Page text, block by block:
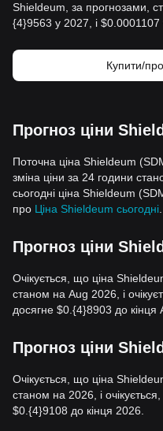
Shieldeum, за прогнозами,
{4}9563 у 2027, і $0.0001107
Купити/
Прогноз ціни
Поточна ціна Shieldeum
зміна ціни за 24 години
сьогодні ціна Shieldeum
про Ціна Shieldeum сьогодні
Прогноз ціни
Очікується, що ціна
станом на Aug 2026, і
досягне $0.{4}8903 до кінця
Прогноз ціни
Очікується, що ціна
станом на 2026, і
$0.{4}9108 до кінця 2026.